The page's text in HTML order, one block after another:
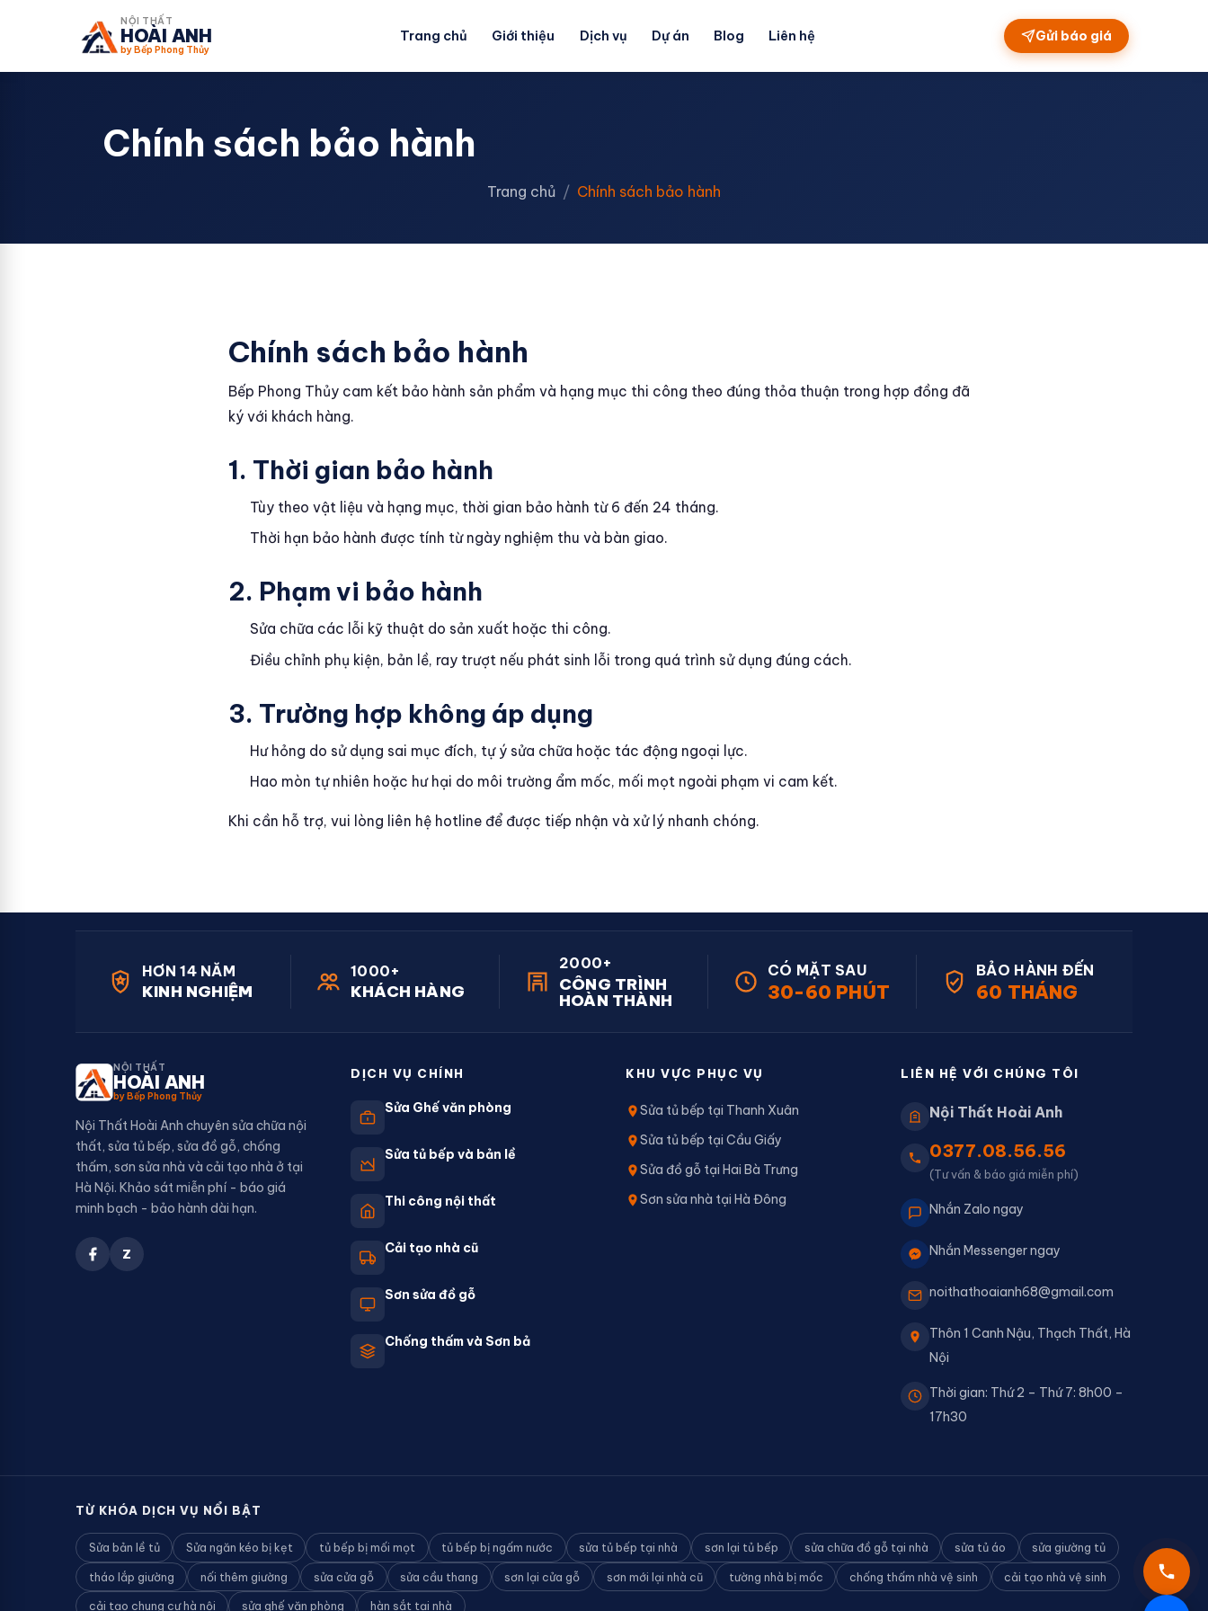
NỘI THẤT
HOÀI ANH
by Bếp Phong Thủy
Trang chủ Giới thiệu Dịch vụ Dự án Blog Liên hệ Gửi báo giá
Chính sách bảo hành
Trang chủ Chính sách bảo hành
Chính sách bảo hành
Bếp Phong Thủy cam kết bảo hành sản phẩm và hạng mục thi công theo đúng thỏa thuận trong hợp đồng đã
ký với khách hàng.
1. Thời gian bảo hành
Tùy theo vật liệu và hạng mục, thời gian bảo hành từ 6 đến 24 tháng.
Thời hạn bảo hành được tính từ ngày nghiệm thu và bàn giao.
2. Phạm vi bảo hành
Sửa chữa các lỗi kỹ thuật do sản xuất hoặc thi công.
Điều chỉnh phụ kiện, bản lề, ray trượt nếu phát sinh lỗi trong quá trình sử dụng đúng cách.
3. Trường hợp không áp dụng
Hư hỏng do sử dụng sai mục đích, tự ý sửa chữa hoặc tác động ngoại lực.
Hao mòn tự nhiên hoặc hư hại do môi trường ẩm mốc, mối mọt ngoài phạm vi cam kết.
Khi cần hỗ trợ, vui lòng liên hệ hotline để được tiếp nhận và xử lý nhanh chóng.
HƠN 14 NĂM
KINH NGHIỆM
1000+
KHÁCH HÀNG
2000+
CÔNG TRÌNH
HOÀN THÀNH
CÓ MẶT SAU
30-60 PHÚT
BẢO HÀNH ĐẾN
60 THÁNG
NỘI THẤT
HOÀI ANH
by Bếp Phong Thủy
Nội Thất Hoài Anh chuyên sửa chữa nội
thất, sửa tủ bếp, sửa đồ gỗ, chống
thấm, sơn sửa nhà và cải tạo nhà ở tại
Hà Nội. Khảo sát miễn phí - báo giá
minh bạch - bảo hành dài hạn.
Z
DỊCH VỤ CHÍNH
Sửa Ghế văn phòng
Sửa tủ bếp và bản lề
Thi công nội thất
Cải tạo nhà cũ
Sơn sửa đồ gỗ
Chống thấm và Sơn bả
KHU VỰC PHỤC VỤ
Sửa tủ bếp tại Thanh Xuân
Sửa tủ bếp tại Cầu Giấy
Sửa đồ gỗ tại Hai Bà Trưng
Sơn sửa nhà tại Hà Đông
LIÊN HỆ VỚI CHÚNG TÔI
Nội Thất Hoài Anh
0377.08.56.56
(Tư vấn & báo giá miễn phí)
Nhắn Zalo ngay
Nhắn Messenger ngay
noithathoaianh68@gmail.com
Thôn 1 Canh Nậu, Thạch Thất, Hà
Nội
Thời gian: Thứ 2 – Thứ 7: 8h00 –
17h30
TỪ KHÓA DỊCH VỤ NỔI BẬT
Sửa bản lề tủ Sửa ngăn kéo bị kẹt tủ bếp bị mối mọt tủ bếp bị ngấm nước sửa tủ bếp tại nhà sơn lại tủ bếp sửa chữa đồ gỗ tại nhà sửa tủ áo sửa giường tủ
tháo lắp giường nối thêm giường sửa cửa gỗ sửa cầu thang sơn lại cửa gỗ sơn mới lại nhà cũ tường nhà bị mốc chống thấm nhà vệ sinh cải tạo nhà vệ sinh
cải tạo chung cư hà nội sửa ghế văn phòng hàn sắt tại nhà